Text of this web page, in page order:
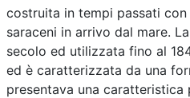
costruita in tempi passati
saraceni in arrivo dal mare.
secolo ed utilizzata fino al
ed è caratterizzata da una
presentava una caratteristica